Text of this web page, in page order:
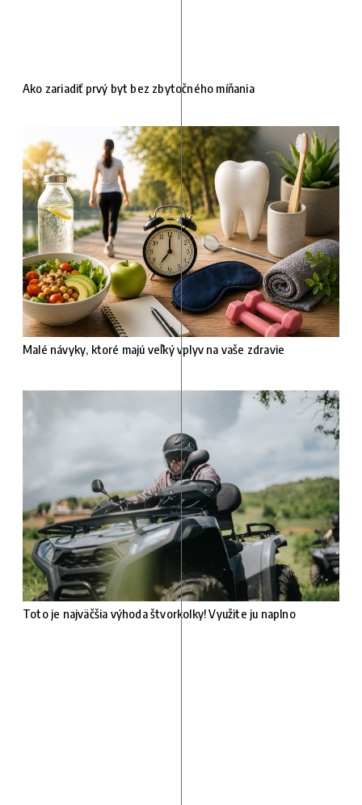
Ako zariadiť prvý byt bez zbytočného míňania
Malé návyky, ktoré majú veľký vplyv na vaše zdravie
Toto je najväčšia výhoda štvorkolky! Využite ju naplno